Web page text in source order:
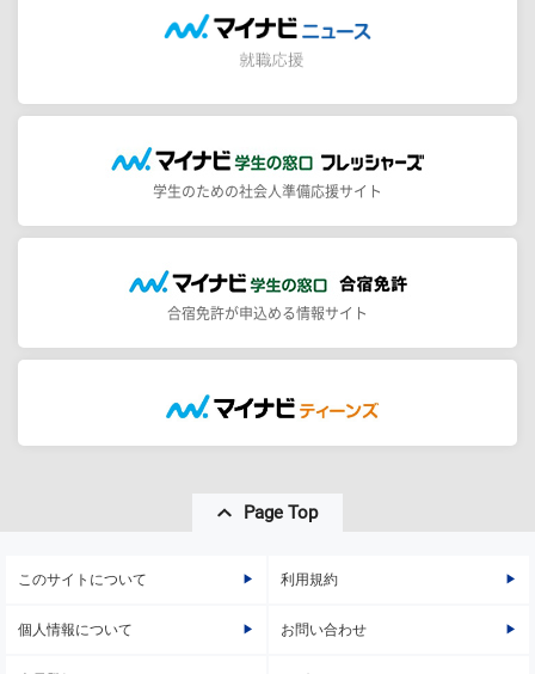
学生のための社会人準備応援サイト
合宿免許が申込める情報サイト
Page Top
このサイトについて 利用規約
個人情報について お問い合わせ